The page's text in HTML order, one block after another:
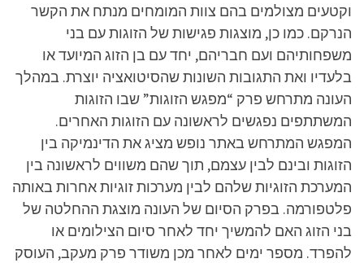
וקטעים מצולמים בהם צוות המומחים מנתח את הקשר
הנרקם. כמו כן, מוצגות פגישות של הזוגות עם בני
משפחותיהם ועם חבריהם, יחד עם בן הזוג המיועד או
בלעדיו ואת התגובות השונות שהסיטואציה יוצרת. במהלך
העונה מתרחש פרק “מפגש הזוגות” שבו הזוגות
המשתתפים נפגשים לראשונה עם הזוגות האחרים.
המפגש המתרחש באתר נופש מציג את הדינמיקה בין
הזוגות ובינם לבין עצמם, תוך שהם משווים לראשונה בין
המערכת הזוגיות שלהם לבין מערכות זוגיות אחרות באותה
פלטפורמה. בפרק הסיום של העונה מוצגת ההחלטה של
בני הזוג האם להמשיך יחד לאחר סיום הצילומים או
להפרד. מספר ימים לאחר מכן משודר פרק מעקב, העוסק